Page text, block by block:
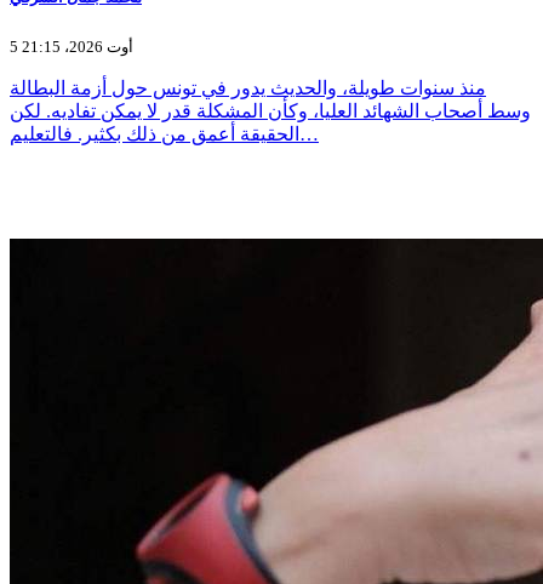
5 أوت 2026، 21:15
منذ سنوات طويلة، والحديث يدور في تونس حول أزمة البطالة
وسط أصحاب الشهائد العليا، وكأن المشكلة قدر لا يمكن تفاديه. لكن
الحقيقة أعمق من ذلك بكثير. فالتعليم…